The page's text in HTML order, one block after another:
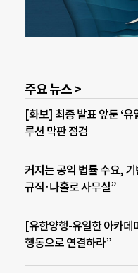
주요 뉴스 >
[화보] 최종 발표 앞둔 ‘
루션 막판 점검
커지는 공익 법률 수요,
규직·나홀로 사무실”
[유한양행-유일한 아카데
행동으로 연결하라”